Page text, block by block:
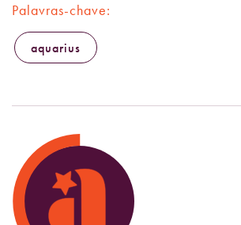
Palavras-chave:
aquarius